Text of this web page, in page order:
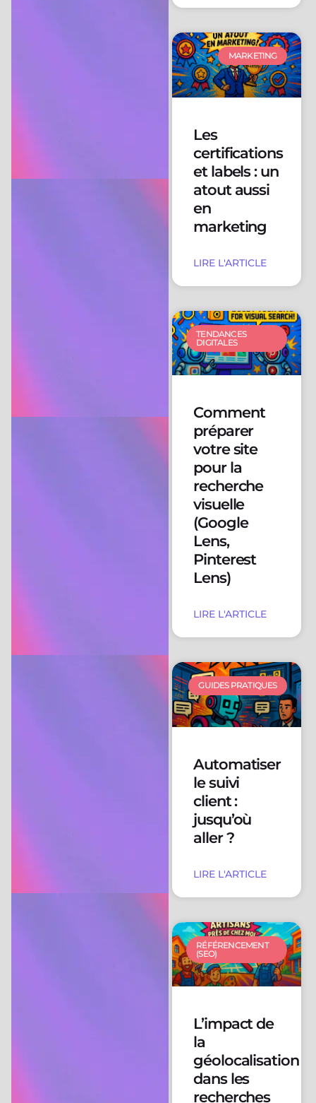
MARKETING
Les
certifications
et labels : un
atout aussi
en
marketing
LIRE L'ARTICLE
TENDANCES
DIGITALES
Comment
préparer
votre site
pour la
recherche
visuelle
(Google
Lens,
Pinterest
Lens)
LIRE L'ARTICLE
GUIDES PRATIQUES
Automatiser
le suivi
client :
jusqu’où
aller ?
LIRE L'ARTICLE
RÉFÉRENCEMENT
(SEO)
L’impact de
la
géolocalisation
dans les
recherches